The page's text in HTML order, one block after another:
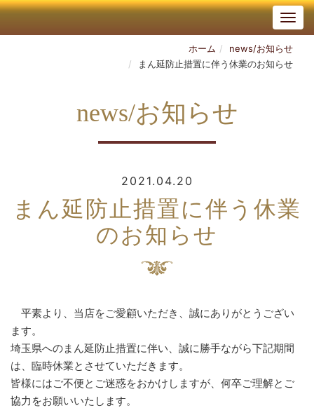
ホーム
news/お知らせ
まん延防止措置に伴う休業のお知らせ
news/お知らせ
2021.04.20
まん延防止措置に伴う休業
のお知らせ
平素より、当店をご愛顧いただき、誠にありがとうござい
ます。
埼玉県へのまん延防止措置に伴い、誠に勝手ながら下記期間
は、臨時休業とさせていただきます。
皆様にはご不便とご迷惑をおかけしますが、何卒ご理解とご
協力をお願いいたします。